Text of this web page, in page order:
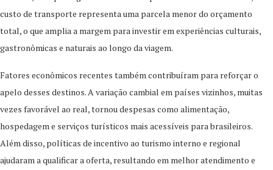
custo de transporte representa uma parcela menor do orçamento
total, o que amplia a margem para investir em experiências culturais,
gastronômicas e naturais ao longo da viagem.
Fatores econômicos recentes também contribuíram para reforçar o
apelo desses destinos. A variação cambial em países vizinhos, muitas
vezes favorável ao real, tornou despesas como alimentação,
hospedagem e serviços turísticos mais acessíveis para brasileiros.
Além disso, políticas de incentivo ao turismo interno e regional
ajudaram a qualificar a oferta, resultando em melhor atendimento e